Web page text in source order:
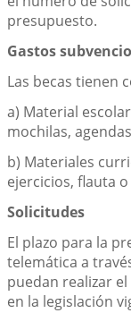
presupuesto.
Gastos
Las becas tienen
a) Material
mochilas,
b) Materiales
ejercicios, flauta
Solicitudes
El plazo para la
telemática a
puedan realizar
en la legislación